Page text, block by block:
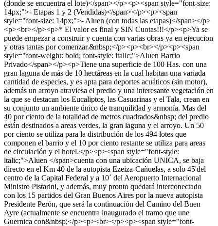
(donde se encuentra el lote)</span></p><p><span style="font-size:
14px;">- Etapas 1 y 2 (Vendidas)</span></p><p><span
style="font-size: 14px;">- Aluen (con todas las etapas)</span></p>
<p><br></p><p>* El valor es final y SIN Cuotas!!!</p><p>Ya se
puede empezar a construir y cuenta con varias obras ya en ejecucion
y otras tantas por comenzar.&nbsp;</p><p><br></p><p><span
style="font-weight: bold; font-style: italic;">Aluen Barrio
Privado</span></p><p>Tiene una superficie de 100 Has. con una
gran laguna de más de 10 hectáreas en la cual habitan una variada
cantidad de especies, y es apta para deportes acuáticos (sin motor),
además un arroyo atraviesa el predio y una interesante vegetación en
la que se destacan los Eucaliptos, las Casuarinas y el Tala, crean en
su conjunto un ambiente único de tranquilidad y armonía. Mas del
40 por ciento de la totalidad de metros cuadrados&nbsp; del predio
están destinados a areas verdes, la gran laguna y el arroyo. Un 50
por ciento se utiliza para la distribución de los 494 lotes que
componen el barrio y el 10 por ciento restante se utiliza para areas
de circulación y el hotel.</p><p><span style="font-style:
italic;">Aluen </span>cuenta con una ubicación UNICA, se baja
directo en el Km 40 de la autopista Ezeiza-Cañuelas, a solo 45'del
centro de la Capital Federal y a 10´ del Aeropuerto Internacional
Ministro Pistarini, y además, muy pronto quedará interconectado
con los 15 partidos del Gran Buenos Aires por la nueva autopista
Presidente Perón, que será la continuación del Camino del Buen
Ayre (actualmente se encuentra inaugurado el tramo que une
Guernica con&nbsp;</p><p><br></p><p><span style="font-